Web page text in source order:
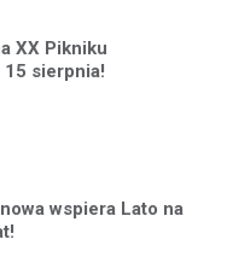
XX Pikniku
sierpnia!
wspiera Lato na